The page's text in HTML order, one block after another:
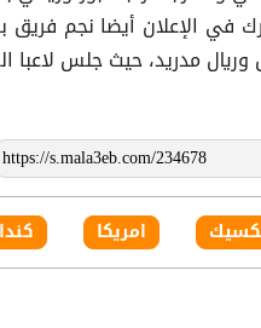
في الإعلان أيضا نجم فريق
وريال مدريد، حيث جلس لاعبا
امريكا كندا